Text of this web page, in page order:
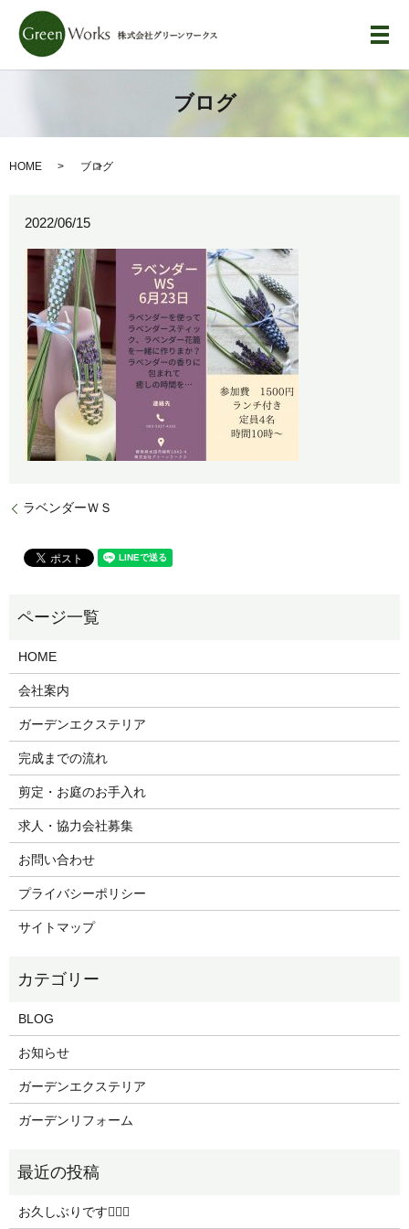
メ
ブログ
HOME ブログ
2022/06/15
ラベンダーＷＳ
HOME
会社案内
ガーデンエクステリア
完成までの流れ
剪定・お庭のお手入れ
求人・協力会社募集
お問い合わせ
プライバシーポリシー
サイトマップ
BLOG
お知らせ
ガーデンエクステリア
ガーデンリフォーム
お久しぶりです🙇🏻‍♀️